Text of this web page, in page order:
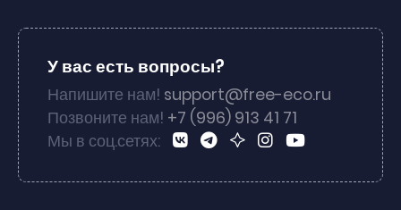
У вас есть вопросы?
Напишите нам! support@free-eco.ru
Позвоните нам! +7 (996) 913 41 71
Мы в соц.сетях: